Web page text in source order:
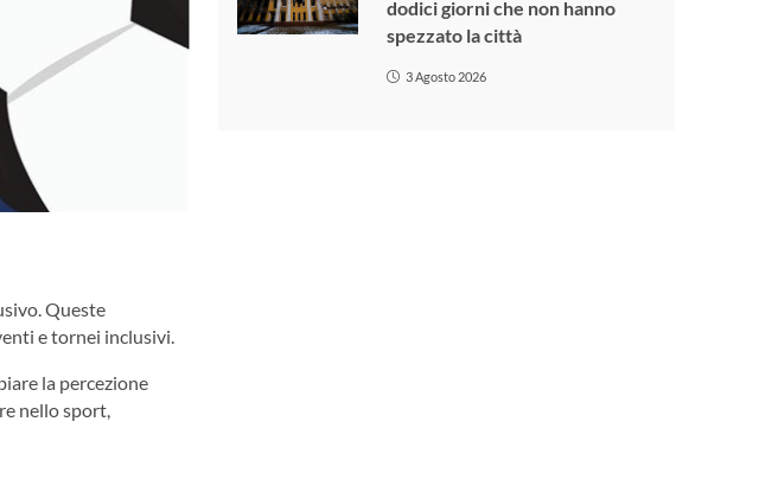
Queste
e tornei inclusivi.
la percezione
nello sport,
dodici giorni che non hanno
spezzato la città
3 Agosto 2026